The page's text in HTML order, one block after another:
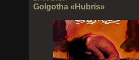
Golgotha «Hubris»